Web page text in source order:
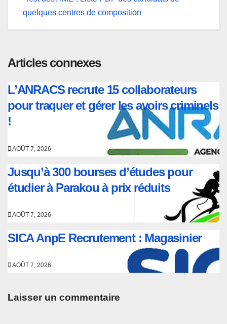
l’article
quelques centres de composition
Articles connexes
L’ANRACS recrute 15 collaborateurs
pour traquer et gérer les avoirs criminels
!
AOÛT 7, 2026
Jusqu’à 300 bourses d’études pour
étudier à Parakou à prix réduits
AOÛT 7, 2026
SICA AnpE Recrutement : Magasinier
AOÛT 7, 2026
Laisser un commentaire